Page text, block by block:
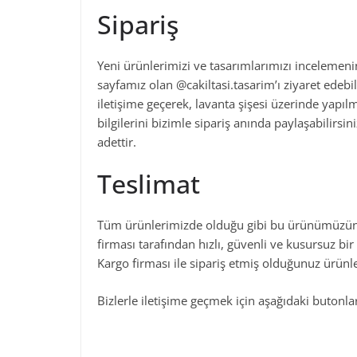
Sipariş
Yeni ürünlerimizi ve tasarımlarımızı
sayfamız olan @cakiltasi.tasarim’ı ziyaret
iletişime geçerek, lavanta şişesi üzerinde
bilgilerini bizimle sipariş anında
adettir.
Teslimat
Tüm ürünlerimizde olduğu gibi bu
firması tarafından hızlı, güvenli ve kusursuz bir
Kargo firması ile sipariş etmiş olduğunuz
Bizlerle iletişime geçmek için aşağıdaki